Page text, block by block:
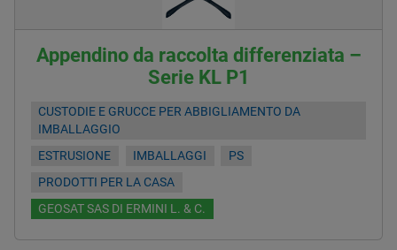
Appendino da raccolta differenziata –
Serie KL P1
CUSTODIE E GRUCCE PER ABBIGLIAMENTO DA
IMBALLAGGIO
ESTRUSIONE
IMBALLAGGI
PS
PRODOTTI PER LA CASA
GEOSAT SAS DI ERMINI L. & C.